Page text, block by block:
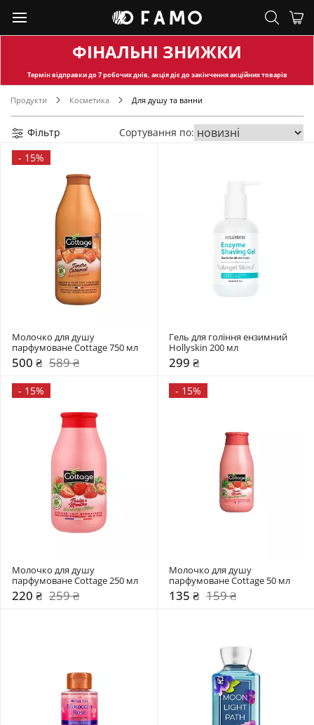
ФІНАЛЬНІ ЗНИЖКИ
Термін відправкидо 7 робочих днів, акція діє до закінчення акційних товарів
Продукти Косметика Для душу та ванни
Фільтр
Сортування по:
- 15%
Молочко для душу
парфумоване Cottage 750 мл
500 ₴ 589 ₴
Гель для гоління ензимний
Hollyskin 200 мл
299 ₴
- 15%
Молочко для душу
парфумоване Cottage 250 мл
220 ₴ 259 ₴
- 15%
Молочко для душу
парфумоване Cottage 50 мл
135 ₴ 159 ₴